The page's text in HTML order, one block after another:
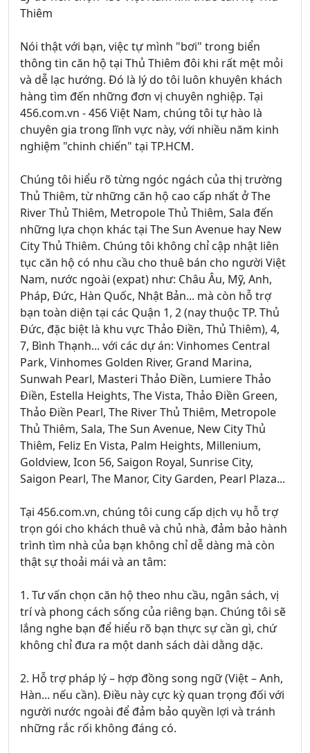
Thiêm
Nói thật với bạn, việc tự mình "bơi" trong biển
thông tin căn hộ tại Thủ Thiêm đôi khi rất mệt mỏi
và dễ lạc hướng. Đó là lý do tôi luôn khuyên khách
hàng tìm đến những đơn vị chuyên nghiệp. Tại
456.com.vn - 456 Việt Nam, chúng tôi tự hào là
chuyên gia trong lĩnh vực này, với nhiều năm kinh
nghiệm "chinh chiến" tại TP.HCM.
Chúng tôi hiểu rõ từng ngóc ngách của thị trường
Thủ Thiêm, từ những căn hộ cao cấp nhất ở The
River Thủ Thiêm, Metropole Thủ Thiêm, Sala đến
những lựa chọn khác tại The Sun Avenue hay New
City Thủ Thiêm. Chúng tôi không chỉ cập nhật liên
tục căn hộ có nhu cầu cho thuê bán cho người Việt
Nam, nước ngoài (expat) như: Châu Âu, Mỹ, Anh,
Pháp, Đức, Hàn Quốc, Nhật Bản... mà còn hỗ trợ
bạn toàn diện tại các Quận 1, 2 (nay thuộc TP. Thủ
Đức, đặc biệt là khu vực Thảo Điền, Thủ Thiêm), 4,
7, Bình Thạnh... với các dự án: Vinhomes Central
Park, Vinhomes Golden River, Grand Marina,
Sunwah Pearl, Masteri Thảo Điền, Lumiere Thảo
Điền, Estella Heights, The Vista, Thảo Điền Green,
Thảo Điền Pearl, The River Thủ Thiêm, Metropole
Thủ Thiêm, Sala, The Sun Avenue, New City Thủ
Thiêm, Feliz En Vista, Palm Heights, Millenium,
Goldview, Icon 56, Saigon Royal, Sunrise City,
Saigon Pearl, The Manor, City Garden, Pearl Plaza...
Tại 456.com.vn, chúng tôi cung cấp dịch vụ hỗ trợ
trọn gói cho khách thuê và chủ nhà, đảm bảo hành
trình tìm nhà của bạn không chỉ dễ dàng mà còn
thật sự thoải mái và an tâm:
1. Tư vấn chọn căn hộ theo nhu cầu, ngân sách, vị
trí và phong cách sống của riêng bạn. Chúng tôi sẽ
lắng nghe bạn để hiểu rõ bạn thực sự cần gì, chứ
không chỉ đưa ra một danh sách dài dằng dặc.
2. Hỗ trợ pháp lý – hợp đồng song ngữ (Việt – Anh,
Hàn... nếu cần). Điều này cực kỳ quan trọng đối với
người nước ngoài để đảm bảo quyền lợi và tránh
những rắc rối không đáng có.